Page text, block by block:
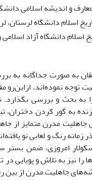
و اندیشه اسلامی
اسلام دانشگاه لرستان،
دانشگاه آزاد
به صورت جداگانه به
توجه نموده‌اند، ازاین‌رو
به بحث و بررسی بگذارد.
به گور کردن دختران،
مدرن متمایز از
زمانه رنگ و لعابی نو
امروزی، ضمن
را نیز به تلاش و پویایی
جاهلیت مدرن از